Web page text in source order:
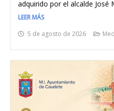
adquirido por el alcalde José
LEER MÁS
5 de agosto de 2026